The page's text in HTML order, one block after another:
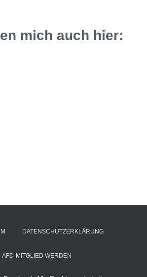
mich auch hier:
DATENSCHUTZERKLÄRUNG
AFD-MITGLIED WERDEN